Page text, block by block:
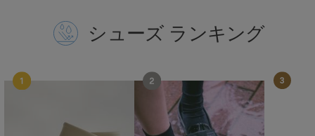
トーアンドトー
TEVA
テバ
シューズ ランキング